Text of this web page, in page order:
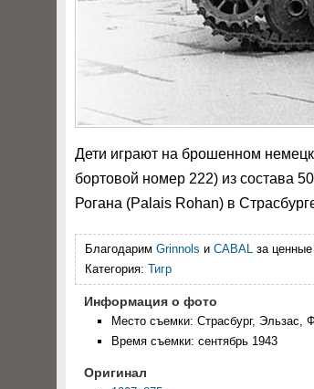
Дети играют на брошенном
бортовой номер 222) из состава
Рогана (Palais Rohan) в
Благодарим Grinnols и CABAL за
Категория: Тигр
Информация о фото
Место съемки: Страсбург, Эльзас,
Время съемки: сентябрь 1943
Оригинал